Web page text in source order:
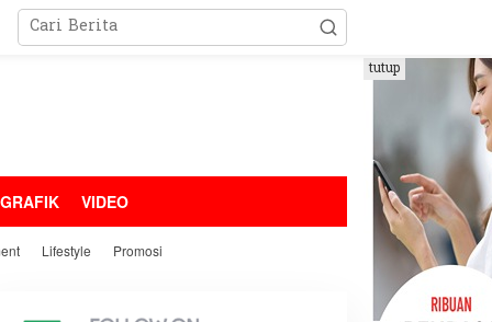
VIDEO
Lifestyle Promosi
tutup